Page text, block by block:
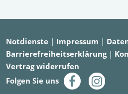
Notdienste | Impressum |
Barrierefreiheitserklärung|
Vertrag widerrufen
Folgen Sie uns